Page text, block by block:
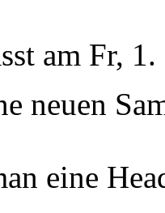
am Fr,
neuen
eine